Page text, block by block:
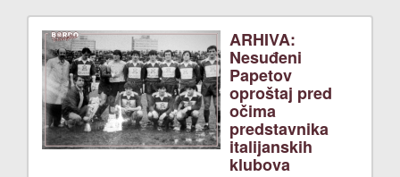
ARHIVA:
Nesuđeni
Papetov
oproštaj pred
očima
predstavnika
italijanskih
klubova